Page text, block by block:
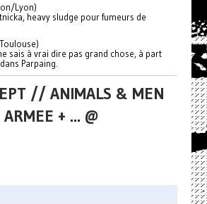
Lyon)
heavy sludge pour fumeurs de
sais à vrai dire pas grand chose, à part
Parpaing.
// ANIMALS & MEN
+ ... @